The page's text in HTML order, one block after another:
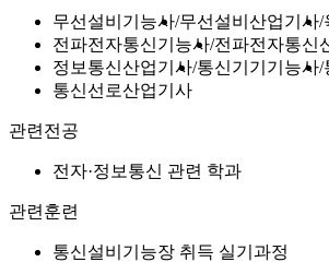
무선설비기능사 무선설비산업기사
전파전자통신기능사 전파전자통신
정보통신산업기사 통신기기기능사
통신선로산업기사
관련전공
전자·정보통신 관련 학과
관련훈련
통신설비기능장 취득 실기과정